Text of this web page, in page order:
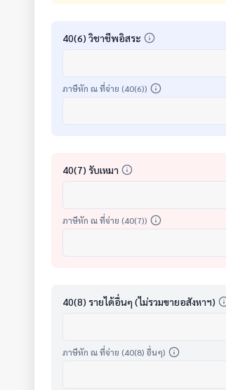
40(6) วิชาชีพอิสระ
ภาษีหัก ณ ที่จ่าย (40(6))
40(7) รับเหมา
ภาษีหัก ณ ที่จ่าย (40(7))
40(8) รายได้อื่นๆ (ไม่รวมขายอสังหาฯ)
ภาษีหัก ณ ที่จ่าย (40(8) อื่นๆ)